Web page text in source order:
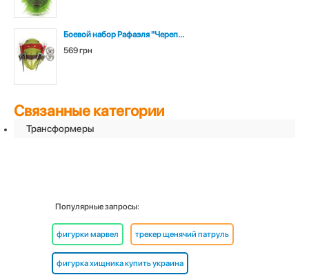
Боевой набор Рафаэля "Череп...
569 грн
Связанные категории
Трансформеры
Популярные запросы:
фигурки марвел трекер щенячий патруль
фигурка хищника купить украина